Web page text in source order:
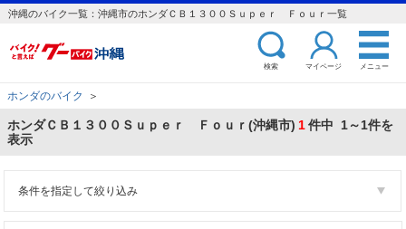
沖縄のバイク一覧：沖縄市のホンダＣＢ１３００Ｓｕｐｅｒ Ｆｏｕｒ一覧
検索 マイページ メニュー
ホンダのバイク ＞
ホンダＣＢ１３００Ｓｕｐｅｒ Ｆｏｕｒ(沖縄市) 1件中 1～1件を
表示
条件を指定して絞り込み